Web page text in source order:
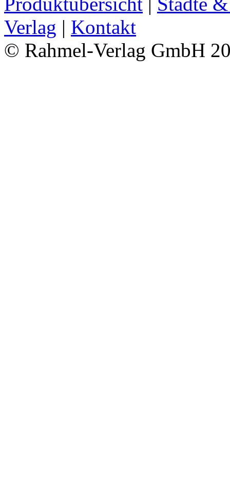
Verlag | Kontakt
© Rahmel-Verlag GmbH